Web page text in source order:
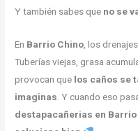
Y también sabes que no se
En Barrio Chino , los
Tuberías viejas, grasa
provocan que los caños se
imaginas . Y cuando eso
destapacañerias en